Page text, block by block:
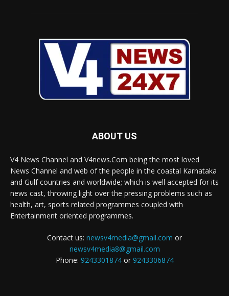
ABOUT US
V4 News Channel and V4news.Com being the most loved
News Channel and web of the people in the coastal Karnataka
and Gulf countries and worldwide; which is well accepted for its
news cast, throwing light over the pressing problems such as
health, art, sports related programmes coupled with
Entertainment oriented programmes.
Contact us: newsv4media@gmail.com or
newsv4media8@gmail.com
Phone: 9243301874or 9243306874